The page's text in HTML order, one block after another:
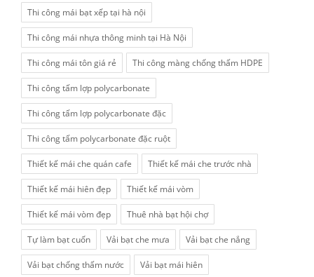
Thi công mái bạt xếp tại hà nội
Thi công mái nhựa thông minh tại Hà Nội
Thi công mái tôn giá rẻ Thi công màng chống thấm HDPE
Thi công tấm lợp polycarbonate
Thi công tấm lợp polycarbonate đặc
Thi công tấm polycarbonate đặc ruột
Thiết kế mái che quán cafe Thiết kế mái che trước nhà
Thiết kế mái hiên đẹp Thiết kế mái vòm
Thiết kế mái vòm đẹp Thuê nhà bạt hội chợ
Tự làm bạt cuốn Vải bạt che mưa Vải bạt che nắng
Vải bạt chống thấm nước Vải bạt mái hiên